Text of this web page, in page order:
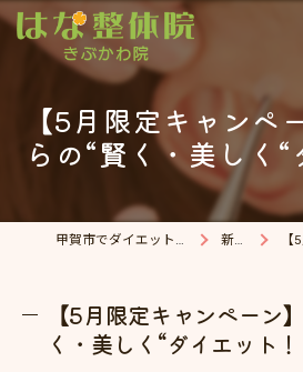
【5月限定キャンペ
らの“賢く・美しく“
甲賀市でダイエット・整体院ならはな整体院 新着情報 【5
【5月限定キャンペーン
く・美しく“ダイエット！